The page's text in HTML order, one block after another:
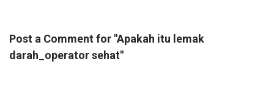
Post a Comment for "Apakah itu lemak
darah_operator sehat"